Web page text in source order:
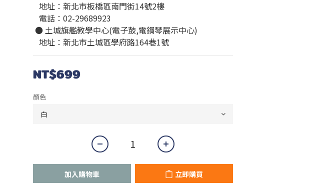
   地址：新北市板橋區南門街14號2樓
   電話：02-29689923
● 土城旗艦教學中心(電子鼓,電鋼琴展示中心)
   地址：新北市土城區學府路164巷1號
NT$699
顏色
加入購物車 立即購買